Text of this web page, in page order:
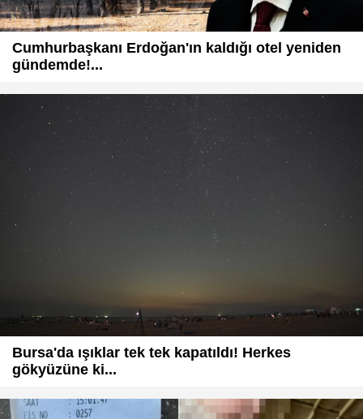
Cumhurbaşkanı Erdoğan'ın kaldığı otel yeniden
gündemde!...
Bursa'da ışıklar tek tek kapatıldı! Herkes
gökyüzüne ki...